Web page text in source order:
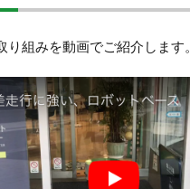
組みを動画でご紹介します。